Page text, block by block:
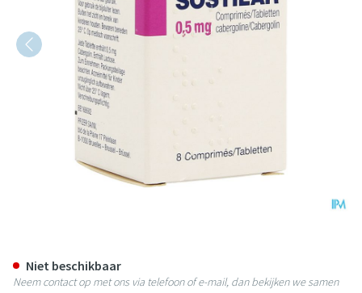
Niet beschikbaar
Neem contact op met ons via telefoon of e-mail, dan bekijken we samen